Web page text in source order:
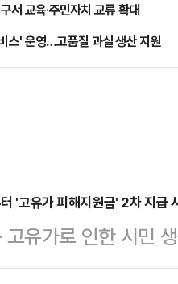
서 교육·주민자치 교류 확대
스' 운영…고품질 과실 생산 지원
'고유가 피해지원금' 2차 지급
유가로 인한 시민
는 18일부터 '고유